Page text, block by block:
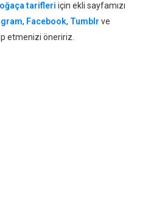
tarifleri için ekli sayfamızı
, Facebook, Tumblr ve
etmenizi öneririz.